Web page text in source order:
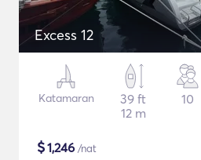
Excess 12
Katamaran
39 ft
12 m
10
$1,246 /nat